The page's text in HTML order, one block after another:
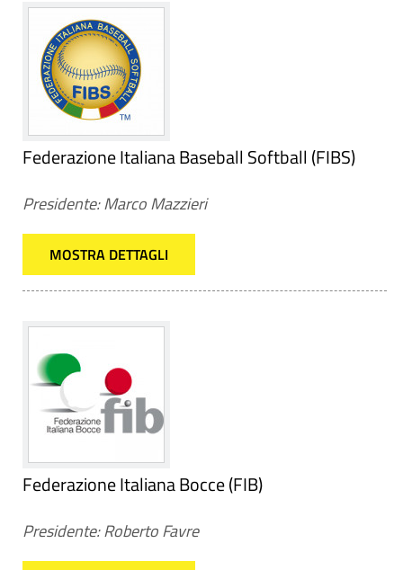
Federazione Italiana Baseball Softball (FIBS)
Presidente: Marco Mazzieri
MOSTRA DETTAGLI
Federazione Italiana Bocce (FIB)
Presidente: Roberto Favre